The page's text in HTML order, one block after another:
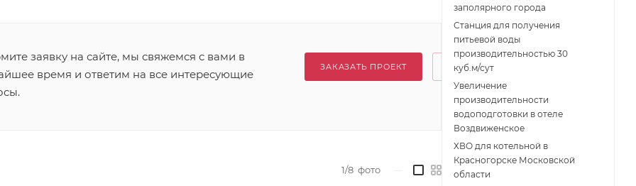
заявку на сайте, мы свяжемся с вами в
время и ответим на все интересующие
ЗАКАЗАТЬ ПРОЕКТ
1/8 фото
заполярного города
Станция для получения
питьевой воды
производительностью 30
куб.м/сут
Увеличение
производительности
водоподготовки в отеле
Воздвиженское
ХВО для котельной в
Красногорске Московской
области